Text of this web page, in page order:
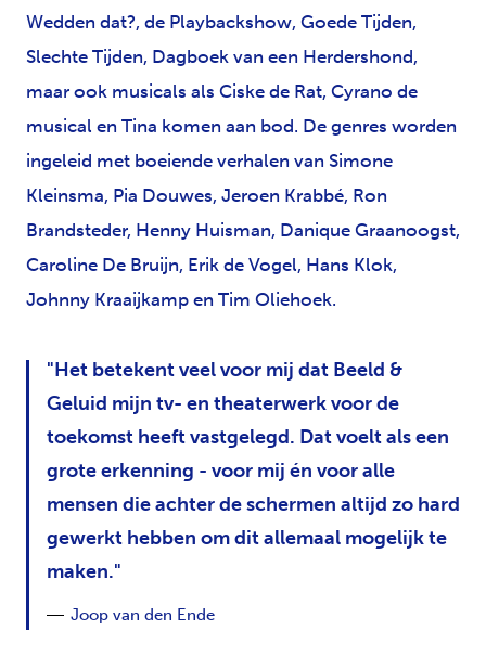
Wedden dat?, de Playbackshow, Goede Tijden,
Slechte Tijden, Dagboek van een Herdershond,
maar ook musicals als Ciske de Rat, Cyrano de
musical en Tina komen aan bod. De genres worden
ingeleid met boeiende verhalen van Simone
Kleinsma, Pia Douwes, Jeroen Krabbé, Ron
Brandsteder, Henny Huisman, Danique Graanoogst,
Caroline De Bruijn, Erik de Vogel, Hans Klok,
Johnny Kraaijkamp en Tim Oliehoek.
Het betekent veel voor mij dat Beeld &
Geluid mijn tv- en theaterwerk voor de
toekomst heeft vastgelegd. Dat voelt als een
grote erkenning - voor mij én voor alle
mensen die achter de schermen altijd zo hard
gewerkt hebben om dit allemaal mogelijk te
maken.
Joop van den Ende